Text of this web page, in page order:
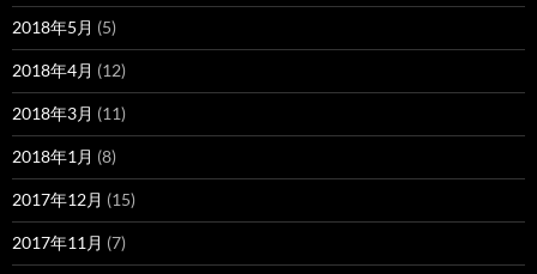
2018年5月 (5)
2018年4月 (12)
2018年3月 (11)
2018年1月 (8)
2017年12月 (15)
2017年11月 (7)